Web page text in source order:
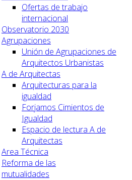
Ofertas de trabajo
internacional
Observatorio 2030
Agrupaciones
Unión de Agrupaciones de
Arquitectos Urbanistas
A de Arquitectas
Arquitecturas para la
igualdad
Forjamos Cimientos de
Igualdad
Espacio de lectura A de
Arquitectas
Area Técnica
Reforma de las
mutualidades